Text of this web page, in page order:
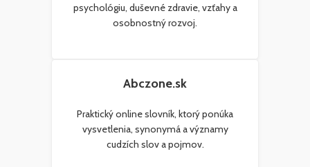
psychológiu, duševné zdravie, vzťahy a
osobnostný rozvoj.
Abczone.sk
Praktický online slovník, ktorý ponúka
vysvetlenia, synonymá a významy
cudzích slov a pojmov.